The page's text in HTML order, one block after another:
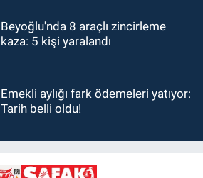
Beyoğlu'nda 8 araçlı zincirleme
kaza: 5 kişi yaralandı
Emekli aylığı fark ödemeleri yatıyor:
Tarih belli oldu!